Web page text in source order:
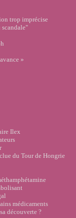
trop imprécise
»
Ilex
du Tour de Hongrie
médicaments
découverte ?